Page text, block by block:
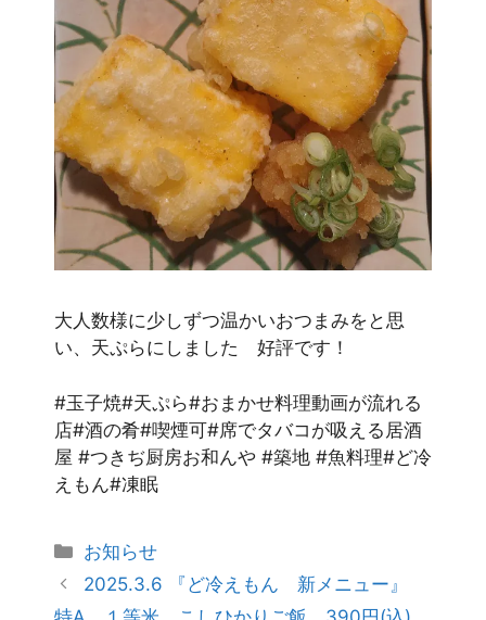
大人数様に少しずつ温かいおつまみをと思
い、天ぷらにしました 好評です！
#玉子焼#天ぷら#おまかせ料理動画が流れる
店#酒の肴#喫煙可#席でタバコが吸える居酒
屋 #つきぢ厨房お和んや #築地 #魚料理#ど冷
えもん#凍眠
お知らせ
2025.3.6 『ど冷えもん 新メニュー』